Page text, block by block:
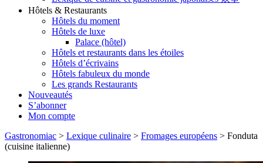
Hôtels & Restaurants
Hôtels du moment
Hôtels de luxe
Palace (hôtel)
Hôtels et restaurants dans les étoiles
Hôtels d’écrivains
Hôtels fabuleux du monde
Les grands Restaurants
Nouveautés
S’abonner
Mon compte
Gastronomiac > Lexique culinaire > Fromages européens > Fonduta
(cuisine italienne)